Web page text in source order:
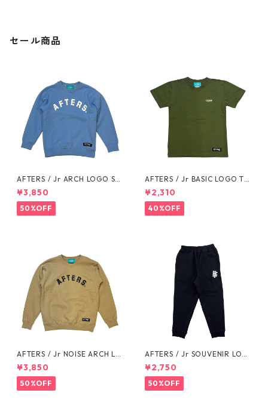
セール商品
AFTERS / Jr ARCH LOGO SW
EAT
¥3,850
50%OFF
AFTERS / Jr BASIC LOGO TE
E
¥2,310
40%OFF
AFTERS / Jr NOISE ARCH LO
GO SWEAT
¥3,850
50%OFF
AFTERS / Jr SOUVENIR LOG
O SWEAT PANTS
¥2,750
50%OFF